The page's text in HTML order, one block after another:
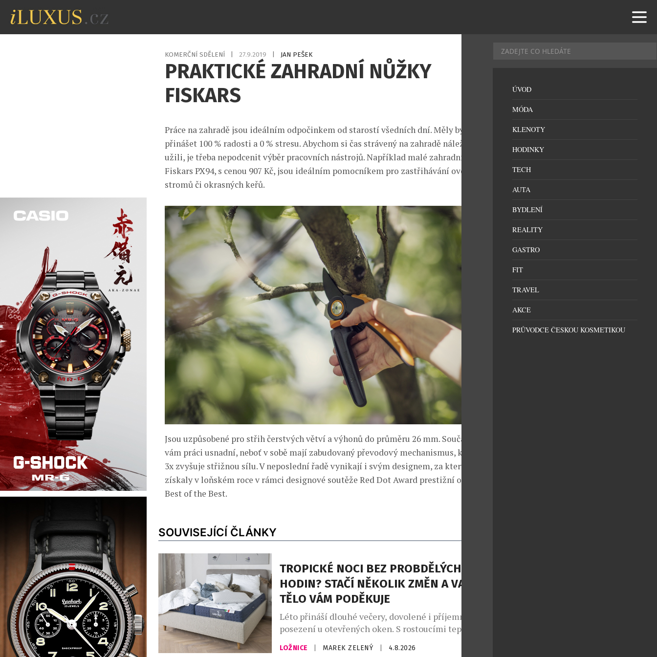
KOMERČNÍ SDĚLENÍ 27.9.2019 JAN PEŠEK
PRAKTICKÉ ZAHRADNÍ NŮŽKY
FISKARS
Práce na zahradě jsou ideálním odpočinkem od starostí všedních dní. Měly by nám
přinášet 100 % radosti a 0 % stresu. Abychom si čas strávený na zahradě náležitě
užili, je třeba nepodcenit výběr pracovních nástrojů. Například malé zahradní nůžky
Fiskars PX94, s cenou 907 Kč, jsou ideálním pomocníkem pro zastřihávání ovocných
stromů či okrasných keřů.
Jsou uzpůsobené pro střih čerstvých větví a výhonů do průměru 26 mm. Současně
vám práci usnadní, neboť v sobě mají zabudovaný převodový mechanismus, který až
3x zvyšuje střižnou sílu. V neposlední řadě vynikají i svým designem, za který
získaly v loňském roce v rámci designové soutěže Red Dot Award prestižní ocenění
Best of the Best.
SOUVISEJÍCÍ ČLÁNKY
TROPICKÉ NOCI BEZ PROBDĚLÝCH
HODIN? STAČÍ NĚKOLIK ZMĚN A VAŠE
TĚLO VÁM PODĚKUJE
Léto přináší dlouhé večery, dovolené i příjemné
posezení u otevřených oken. S rostoucími teplotami
ale přichází i méně vítaná stránka horkých dnů –
neklidné noci. Převalování v posteli, pocení nebo
LOŽNICE MAREK ZELENÝ 4.8.2026
ÚVOD
MÓDA
KLENOTY
HODINKY
TECH
AUTA
BYDLENÍ
REALITY
GASTRO
FIT
TRAVEL
AKCE
PRŮVODCE ČESKOU KOSMETIKOU